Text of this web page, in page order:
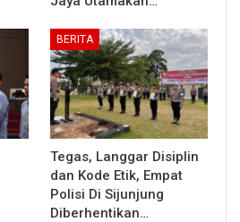
BERITA
Tegas, Langgar Disiplin
dan Kode Etik, Empat
Polisi Di Sijunjung
Diberhentikan…